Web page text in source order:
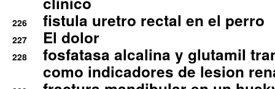
226 fistula uretro rectal en el perro
227 El dolor
228
fosfatasa alcalina y glutamil
como indicadores de lesion